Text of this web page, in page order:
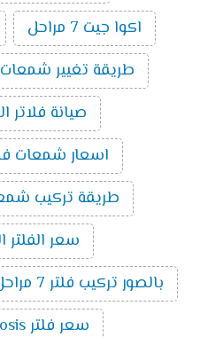
اكوا جيت 7 مراحل
طريقة تغيير شمعات الفلتر 7
صيانة فلاتر المياه
اسعار شمعات فلتر
طريقة تركيب شمعات
سعر الفلتر
بالصور تركيب فلتر 7 مراحل
سعر فلتر reverse osmosis